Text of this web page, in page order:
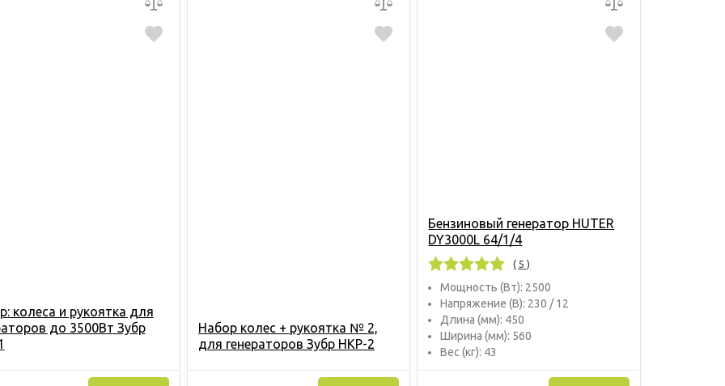
колеса и рукоятка для
до 3500Вт Зубр
Набор колес + рукоятка № 2,
для генераторов Зубр НКР-2
Бензиновый генератор HUTER
DY3000L 64/1/4
( 5 )
Мощность (Вт): 2500
Напряжение (В): 230 / 12
Длина (мм): 450
Ширина (мм): 560
Вес (кг): 43